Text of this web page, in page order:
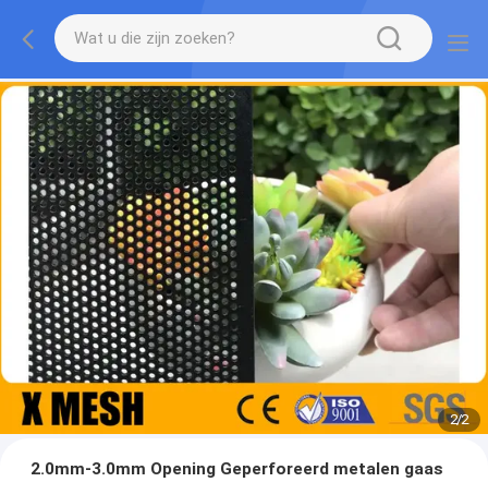
2/2
2.0mm-3.0mm Opening Geperforeerd metalen gaas